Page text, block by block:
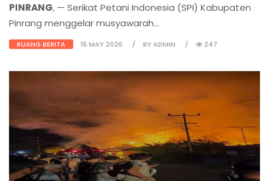
PINRANG, — Serikat Petani Indonesia (SPI) Kabupaten
Pinrang menggelar musyawarah...
RUANG BERITA 15 MAY 2026 BY ADMIN 247